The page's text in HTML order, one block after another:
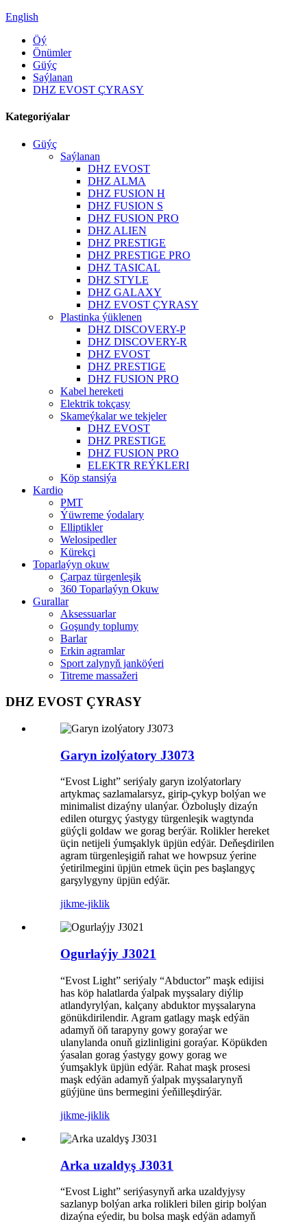
English
Öý
Önümler
Güýç
Saýlanan
DHZ EVOST ÇYRASY
Kategoriýalar
Güýç
Saýlanan
DHZ EVOST
DHZ ALMA
DHZ FUSION H
DHZ FUSION S
DHZ FUSION PRO
DHZ ALIEN
DHZ PRESTIGE
DHZ PRESTIGE PRO
DHZ TASICAL
DHZ STYLE
DHZ GALAXY
DHZ EVOST ÇYRASY
Plastinka ýüklenen
DHZ DISCOVERY-P
DHZ DISCOVERY-R
DHZ EVOST
DHZ PRESTIGE
DHZ FUSION PRO
Kabel hereketi
Elektrik tokçasy
Skameýkalar we tekjeler
DHZ EVOST
DHZ PRESTIGE
DHZ FUSION PRO
ELEKTR REÝKLERI
Köp stansiýa
Kardio
PMT
Ýüwreme ýodalary
Elliptikler
Welosipedler
Kürekçi
Toparlaýyn okuw
Çarpaz türgenleşik
360 Toparlaýyn Okuw
Gurallar
Aksessuarlar
Goşundy toplumy
Barlar
Erkin agramlar
Sport zalynyň janköýeri
Titreme massažeri
DHZ EVOST ÇYRASY
Garyn izolýatory J3073
“Evost Light” seriýaly garyn izolýatorlary
artykmaç sazlamalarsyz, girip-çykyp bolýan we
minimalist dizaýny ulanýar. Özboluşly dizaýn
edilen oturgyç ýastygy türgenleşik wagtynda
güýçli goldaw we gorag berýär. Rolikler hereket
üçin netijeli ýumşaklyk üpjün edýär. Deňeşdirilen
agram türgenleşigiň rahat we howpsuz ýerine
ýetirilmegini üpjün etmek üçin pes başlangyç
garşylygyny üpjün edýär.
jikme-jiklik
Ogurlaýjy J3021
“Evost Light” seriýaly “Abductor” maşk edijisi
has köp halatlarda ýalpak myşsalary diýlip
atlandyrylýan, kalçany abduktor myşsalaryna
gönükdirilendir. Agram gatlagy maşk edýän
adamyň öň tarapyny gowy goraýar we
ulanylanda onuň gizlinligini goraýar. Köpükden
ýasalan gorag ýastygy gowy gorag we
ýumşaklyk üpjün edýär. Rahat maşk prosesi
maşk edýän adamyň ýalpak myşsalarynyň
güýjüne üns bermegini ýeňilleşdirýär.
jikme-jiklik
Arka uzaldyş J3031
“Evost Light” seriýasynyň arka uzaldyjysy
sazlanyp bolýan arka rolikleri bilen girip bolýan
dizaýna eýedir, bu bolsa maşk edýän adamyň